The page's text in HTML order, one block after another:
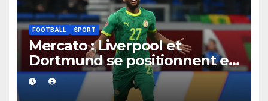
FOOTBALL SPORT
Mercato : Liverpool et
Dortmund se positionnent en
favoris pour recruter Ibrahim
Mbaye